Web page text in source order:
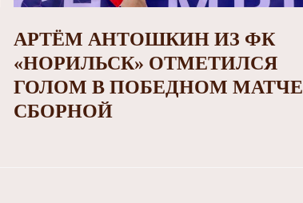
АРТЁМ АНТОШКИН ИЗ ФК
«НОРИЛЬСК» ОТМЕТИЛСЯ
ГОЛОМ В ПОБЕДНОМ МАТЧЕ
СБОРНОЙ